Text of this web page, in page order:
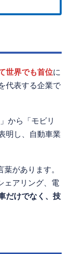
世界でも首位に
代表する企業で
から「モビリ
明し、自動車業
があります。
ェアリング、電
だけでなく、技